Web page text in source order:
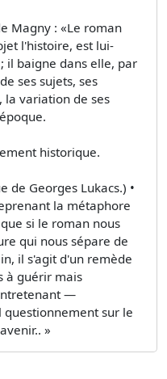
Magny : «Le roman
l'histoire, est lui-
il baigne dans elle, par
ses sujets, ses
la variation de ses
historique.
de Georges Lukacs.) •
la métaphore
si le roman nous
qui nous sépare de
il s'agit d'un remède
à guérir mais
—
sur le
»